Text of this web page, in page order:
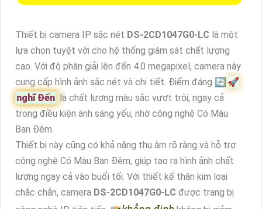
Thiết bị camera IP sắc nét DS-2CD1047G0-LC là một
lựa chọn tuyệt vời cho hệ thống giám sát chất lượng
cao. Với độ phân giải lên đến 4.0 megapixel, camera này
cung cấp hình ảnh sắc nét và chi tiết. Điểm đáng 🔄 ️🚀
nghĩ Đến là chất lượng màu sắc vượt trội, ngay cả
trong điều kiện ánh sáng yếu, nhờ công nghệ Có Màu
Ban Đêm.
Thiết bị này cũng có khả năng thu âm rõ ràng và hỗ trợ
công nghệ Có Màu Ban Đêm, giúp tạo ra hình ảnh chất
lượng ngay cả vào buổi tối. Với thiết kế thân kim loại
chắc chắn, camera DS-2CD1047G0-LC được trang bị